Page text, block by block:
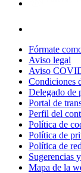
Fórmate
Aviso legal
Aviso
Condiciones
Delegado de
Portal de
Perfil del
Política de
Política de
Política de
Sugerencias
Mapa de la